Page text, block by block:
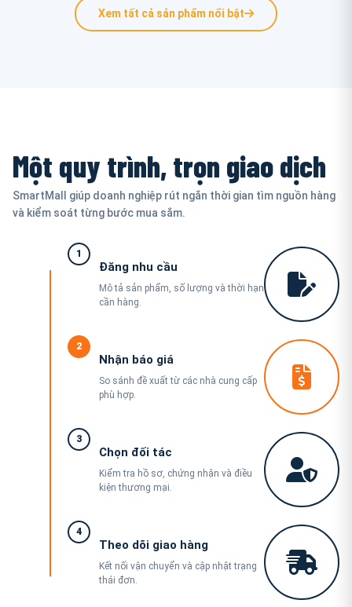
Xem tất cả sản phẩm nổi bật
Một quy trình, trọn giao dịch
SmartMall giúp doanh nghiệp rút ngắn thời gian tìm nguồn hàng
và kiểm soát từng bước mua sắm.
1
Đăng nhu cầu
Mô tả sản phẩm, số lượng và thời hạn
cần hàng.
2
Nhận báo giá
So sánh đề xuất từ các nhà cung cấp
phù hợp.
3
Chọn đối tác
Kiểm tra hồ sơ, chứng nhận và điều
kiện thương mại.
4
Theo dõi giao hàng
Kết nối vận chuyển và cập nhật trạng
thái đơn.